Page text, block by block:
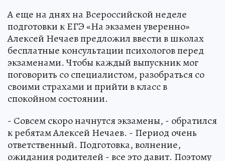
А еще на днях на Всероссийской неделе
подготовки к ЕГЭ «На экзамен уверенно»
Алексей Нечаев предложил ввести в школах
бесплатные консультации психологов перед
экзаменами. Чтобы каждый выпускник мог
поговорить со специалистом, разобраться со
своими страхами и прийти в класс в
спокойном состоянии.
- Совсем скоро начнутся экзамены, - обратился
к ребятам Алексей Нечаев. - Период очень
ответственный. Подготовка, волнение,
ожидания родителей - все это давит. Поэтому